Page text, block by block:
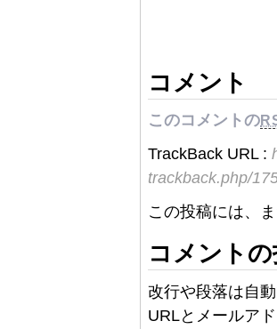
コメント
このコメントの
TrackBack URL :
trackback.php/
この投稿には、
コメント
改行や段落は自
URLとメールア